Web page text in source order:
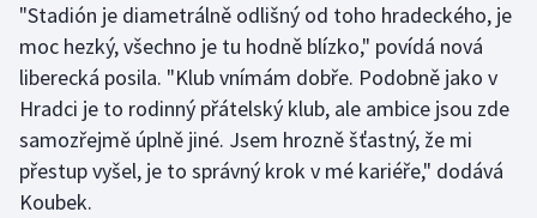
Házená
Jezdectví
Judo
"Stadión je diametrálně odlišný od toho hradeckého, je
moc hezký, všechno je tu hodně blízko," povídá nová
liberecká posila. "Klub vnímám dobře. Podobně jako v
Hradci je to rodinný přátelský klub, ale ambice jsou zde
samozřejmě úplně jiné. Jsem hrozně šťastný, že mi
přestup vyšel, je to správný krok v mé kariéře," dodává
Koubek.